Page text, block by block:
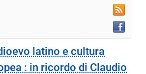
RSS
latino e cultura
: in ricordo di Claudio